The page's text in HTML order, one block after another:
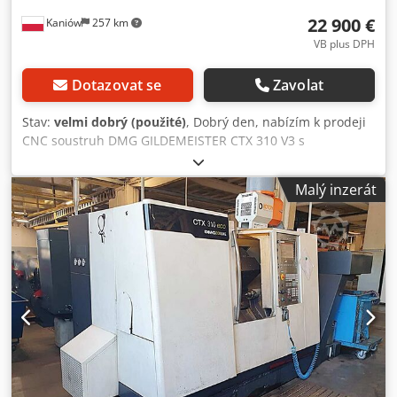
Kaniów 257 km 22 900 €
VB plus DPH
Dotazovat se Zavolat
Stav: velmi dobrý (použité), Dobrý den, nabízím k prodeji
CNC soustruh DMG GILDEMEISTER CTX 310 V3 s
poháněnými nástroji. STAV TECHNICKÝ A VIZUÁLNÍ: Velmi
dobrý Typ: CNC soustruh Výrobce: GILDEMEISTER Model:
CTX 310 V3 Řídicí systém: Heidenhain Data Pilot 4290 Země
výroby: Německo Rok výroby: 2003 - Počet provozních
hodin stroje: 9144 hod. Parametry stroje: - Revolverová
hlava: 12 pozic pro VDI-30 držáky + TurnPlus adaptér -
Maximální otáčky: 5000 ot./min. - osa C - Poháněné
nástroje - Hydraulický koník - Průchozí vřeteno - Max.
průměr soustružení osa X: 190 mm - Max. délka
soustružení osa Z: 455 mm - Chladicí systém - Hydraulické
tříčelisťové sklíčidlo SMW AutoBlock - Průchozí otvor
vřetena Ø 50 mm - Dopravník třísek - Kompletní
programovací manuál - Mechanická a elektrická
Malý inzerát